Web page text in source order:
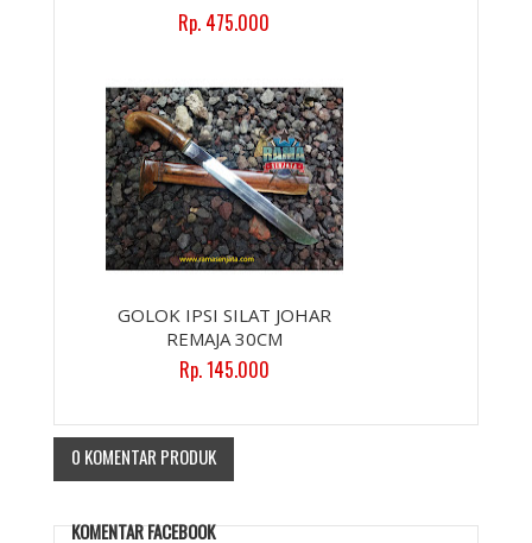
Rp. 475.000
GOLOK IPSI SILAT JOHAR
REMAJA 30CM
Rp. 145.000
0 KOMENTAR PRODUK
KOMENTAR FACEBOOK